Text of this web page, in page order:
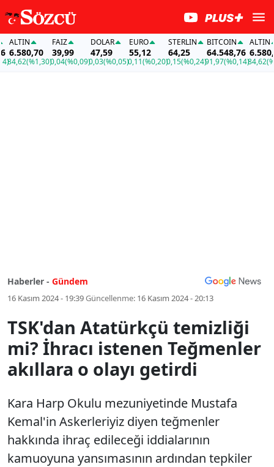
(%1,30)
FAİZ
39,99
0,04(%0,09)
DOLAR
47,59
0,03(%0,05)
EURO
55,12
0,11(%0,20)
STERLIN
64,25
0,15(%0,24)
BITCOIN
64.548,76
91,97(%0,14)
ALTIN
6.580,70
84,62
Haberler - Gündem
16 Kasım 2024 - 19:39Güncellenme: 16 Kasım 2024 - 20:13
TSK'dan Atatürkçü temizliği
mi? İhracı istenen Teğmenler
akıllara o olayı getirdi
Kara Harp Okulu mezuniyetinde Mustafa
Kemal'in Askerleriyiz diyen teğmenler
hakkında ihraç edileceği iddialarının
kamuoyuna yansımasının ardından tepkiler